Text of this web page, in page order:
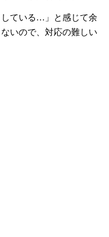
ている…」と感じて余
いので、対応の難しい